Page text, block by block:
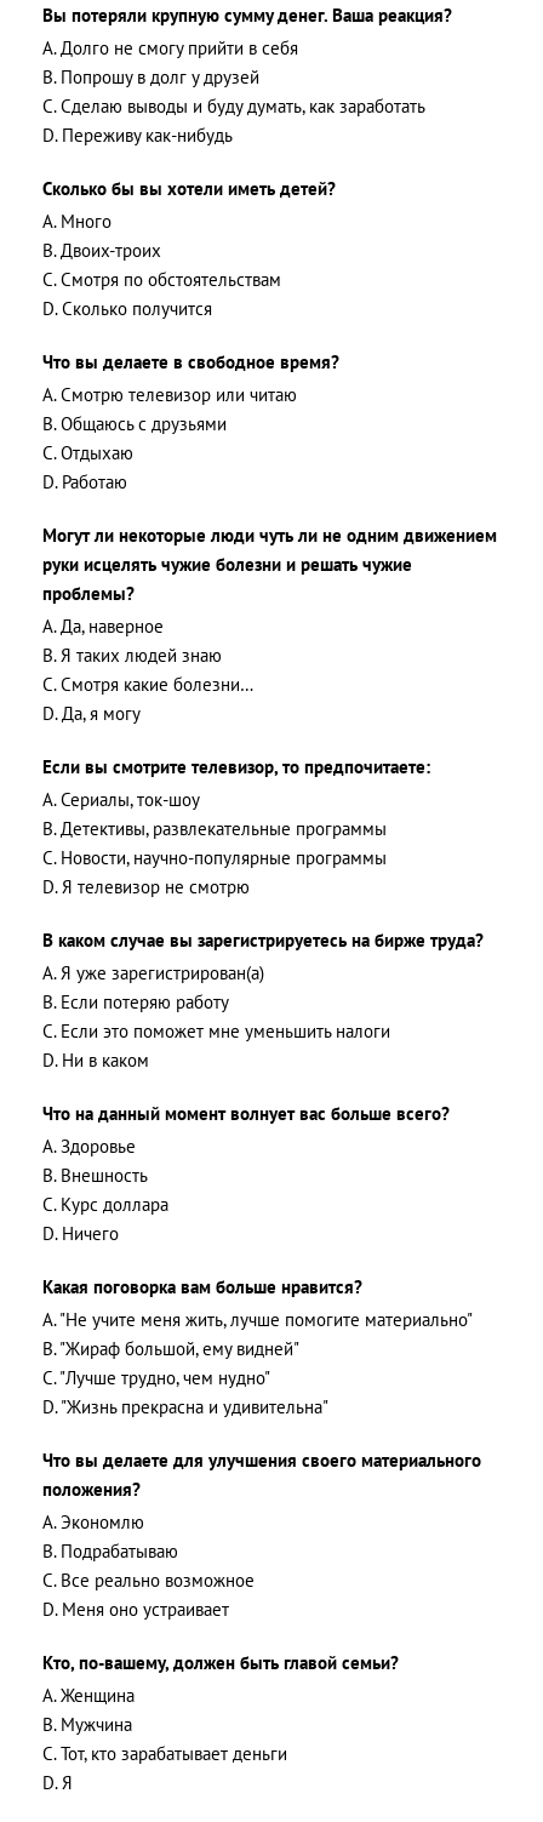
Вы потеряли крупную сумму денег. Ваша реакция?
A. Долго не смогу прийти в себя
B. Попрошу в долг у друзей
C. Сделаю выводы и буду думать, как заработать
D. Переживу как-нибудь
Сколько бы вы хотели иметь детей?
A. Много
B. Двоих-троих
C. Смотря по обстоятельствам
D. Сколько получится
Что вы делаете в свободное время?
A. Смотрю телевизор или читаю
B. Общаюсь с друзьями
C. Отдыхаю
D. Работаю
Могут ли некоторые люди чуть ли не одним движением
руки исцелять чужие болезни и решать чужие
проблемы?
A. Да, наверное
B. Я таких людей знаю
C. Смотря какие болезни…
D. Да, я могу
Если вы смотрите телевизор, то предпочитаете:
A. Сериалы, ток-шоу
B. Детективы, развлекательные программы
C. Новости, научно-популярные программы
D. Я телевизор не смотрю
В каком случае вы зарегистрируетесь на бирже труда?
A. Я уже зарегистрирован(а)
B. Если потеряю работу
C. Если это поможет мне уменьшить налоги
D. Ни в каком
Что на данный момент волнует вас больше всего?
A. Здоровье
B. Внешность
C. Курс доллара
D. Ничего
Какая поговорка вам больше нравится?
A. "Не учите меня жить, лучше помогите материально"
B. "Жираф большой, ему видней"
C. "Лучше трудно, чем нудно"
D. "Жизнь прекрасна и удивительна"
Что вы делаете для улучшения своего материального
положения?
A. Экономлю
B. Подрабатываю
C. Все реально возможное
D. Меня оно устраивает
Кто, по-вашему, должен быть главой семьи?
A. Женщина
B. Мужчина
C. Тот, кто зарабатывает деньги
D. Я